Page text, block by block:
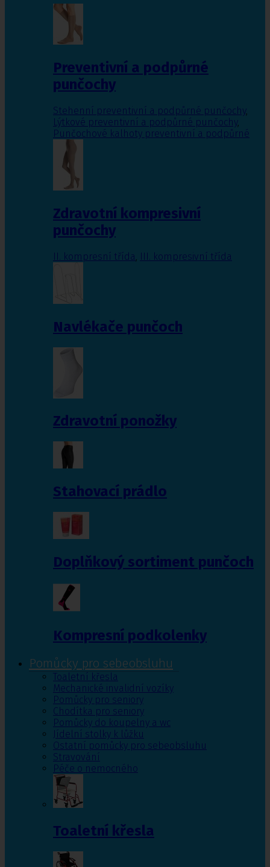
Preventivní a podpůrné
punčochy
Stehenní preventivní a podpůrné punčochy,
Lýtkové preventivní a podpůrné punčochy,
Punčochové kalhoty preventivní a podpůrné
Zdravotní kompresivní
punčochy
II. kompresní třída III. kompresivní třída
Navlékače punčoch
Zdravotní ponožky
Stahovací prádlo
Doplňkový sortiment punčoch
Kompresní podkolenky
Pomůcky pro sebeobsluhu
Toaletní křesla
Mechanické invalidní vozíky
Pomůcky pro seniory
Chodítka pro seniory
Pomůcky do koupelny a wc
Jídelní stolky k lůžku
Ostatní pomůcky pro sebeobsluhu
Stravování
Péče o nemocného
Toaletní křesla